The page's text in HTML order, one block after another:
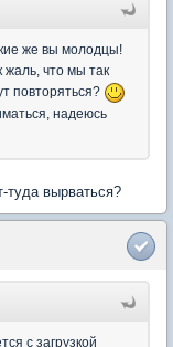
же вы молодцы!
жаль, что мы так
повторяться?
надеюсь
туда вырваться?
с загрузкой